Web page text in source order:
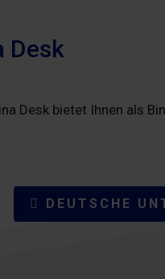
Desk
Desk bietet Ihnen als
DEUTSCHE